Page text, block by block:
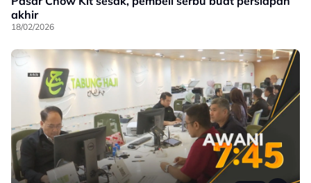
akhir
18/02/2026